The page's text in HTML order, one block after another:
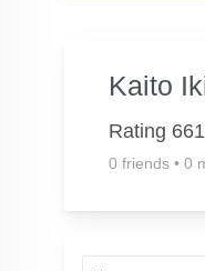
Kaito
Rating
0 friends • 0